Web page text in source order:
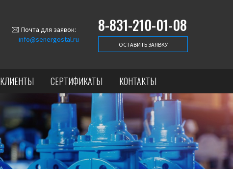
8-831-210-01-08
ОСТАВИТЬ ЗАЯВКУ
info@senergostal.ru
Почта для заявок:
КЛИЕНТЫ СЕРТИФИКАТЫ КОНТАКТЫ